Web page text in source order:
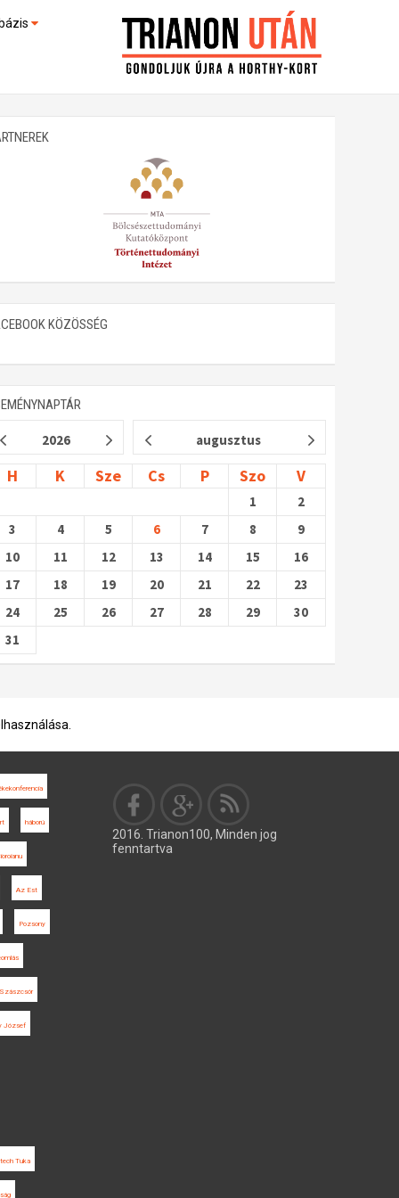
(feltöltés alatt)
KÖZÖSSÉG
2026 augusztus
H K Sze Cs P Szo V
1
2
3
4 5 6 7 8
9
10
11 12 13 14 15
16
17
18 19 20 21 22
23
24
25 26 27 28 29
30
31
háború
Az Est
Pozsony
Szászcsór
József
Tuka
2016. Trianon100, Minden jog
fenntartva